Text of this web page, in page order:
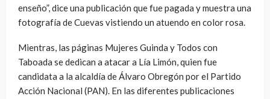
enseño”, dice una publicación que fue pagada y muestra una
fotografía de Cuevas vistiendo un atuendo en color rosa.
Mientras, las páginas Mujeres Guinda y Todos con
Taboada se dedican a atacar a Lía Limón, quien fue
candidata a la alcaldía de Álvaro Obregón por el Partido
Acción Nacional (PAN). En las diferentes publicaciones